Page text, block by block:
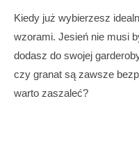
Kiedy już wybierzesz
wzorami. Jesień nie musi
dodasz do swojej
czy granat są zawsze
warto zaszaleć?